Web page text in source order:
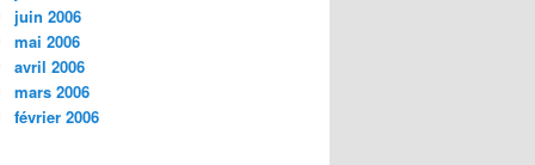
juin 2006
mai 2006
avril 2006
mars 2006
février 2006